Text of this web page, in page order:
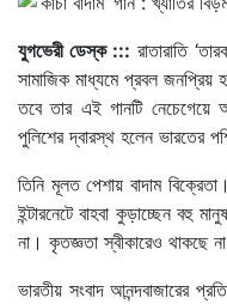
যুগভেরী ডেস্ক ::: রাতারাতি
সামাজিক মাধ্যমে প্রবল জনপ্রিয়
তবে তার এই গানটি
পুলিশের দ্বারস্থ হলেন ভারতের
তিনি মূলত পেশায় বাদাম
ইন্টারনেটে বাহবা কুড়াচ্ছেন বহু
না। কৃতজ্ঞতা স্বীকারেও থাকছে
ভারতীয় সংবাদ আনন্দবাজারের